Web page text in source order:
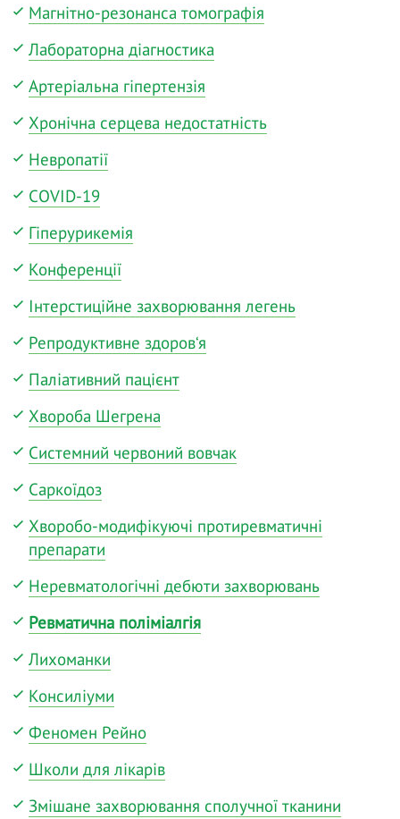
Магнітно-резонанса томографія
Лабораторна діагностика
Артеріальна гіпертензія
Хронічна серцева недостатність
Невропатії
COVID-19
Гіперурикемія
Конференції
Інтерстиційне захворювання легень
Репродуктивне здоров‘я
Паліативний пацієнт
Хвороба Шегрена
Системний червоний вовчак
Саркоїдоз
Хворобо-модифікуючі протиревматичні
препарати
Неревматологічні дебюти захворювань
Ревматична поліміалгія
Лихоманки
Консиліуми
Феномен Рейно
Школи для лікарів
Змішане захворювання сполучної тканини